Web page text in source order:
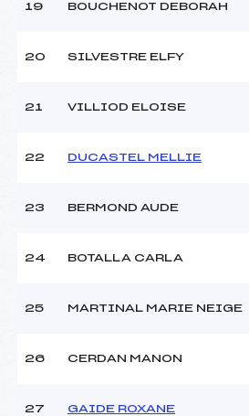
19 BOUCHENOT DEBORAH
20 SILVESTRE ELFY
21 VILLIOD ELOISE
22 DUCASTEL MELLIE
23 BERMOND AUDE
24 BOTALLA CARLA
25 MARTINAL MARIE NEIGE
26 CERDAN MANON
27 GAIDE ROXANE